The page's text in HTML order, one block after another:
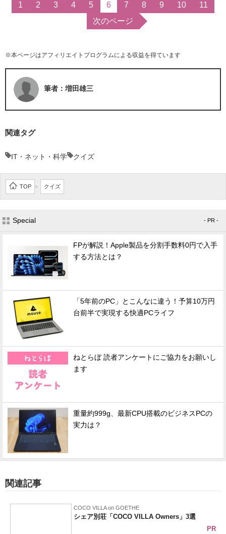
1
2 3 4 5 6 7 8 9 10
11
次のページ
※本ページはアフィリエイトプログラムによる収益を得ています
筆者：増田雄三
関連タグ
IT・ネット・科学 クイズ
TOP > クイズ
Special - PR -
FPが解説！Apple製品を分割手数料0円で入手
する方法とは？
「5年前のPC」とこんなに違う！予算10万円
台前半で実現する快適PCライフ
ねとらぼ 読者アンケートにご協力をお願いし
ます
重量約999g、最新CPU搭載のビジネスPCの
実力は？
関連記事
COCO VILLA on GOETHE
シェア別荘「COCO VILLA Owners」3選
PR